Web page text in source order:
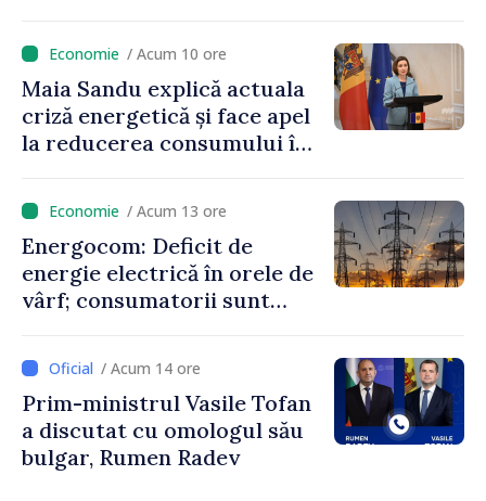
niciun stat”
/ Acum 10 ore
Maia Sandu explică actuala
criză energetică și face apel
la reducerea consumului în
putem menține prețurile la
un nivel mai mic”
/ Acum 13 ore
Energocom: Deficit de
energie electrică în orele de
vârf; consumatorii sunt
/ Acum 14 ore
Prim-ministrul Vasile Tofan
a discutat cu omologul său
bulgar, Rumen Radev